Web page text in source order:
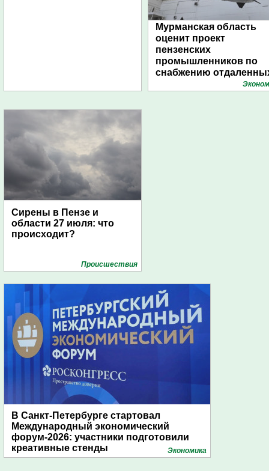
Мурманская область
оценит проект
пензенских
промышленников по
снабжению
поселений с помощью
Сирены в Пензе и
области 27 июля: что
происходит?
Проиcшествия
В Санкт-Петербурге стартовал
Международный экономический
форум-2026: участники подготовили
креативные стенды
Экономика